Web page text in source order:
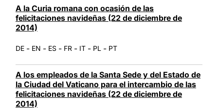
A la Curia romana con ocasión de las
felicitaciones navideñas (22 de diciembre de
2014)
DE - EN - ES - FR - IT - PL - PT
A los empleados de la Santa Sede y del Estado de
la Ciudad del Vaticano para el intercambio de las
felicitaciones navideñas (22 de diciembre de
2014)